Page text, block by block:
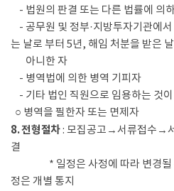
- 법원의 판결 또는 다른 법률에 의
- 공무원 및 정부·지방투자기관에
는 날로 부터 5년, 해임 처분을 받은
아니한 자
- 병역법에 의한 병역 기피자
- 기타 법인 직원으로 임용하는 것
○ 병역을 필한자 또는 면제자
8. 전형절차: 모집공고→서류접수→
결
* 일정은 사정에 따라 변경될 수
정은 개별 통지